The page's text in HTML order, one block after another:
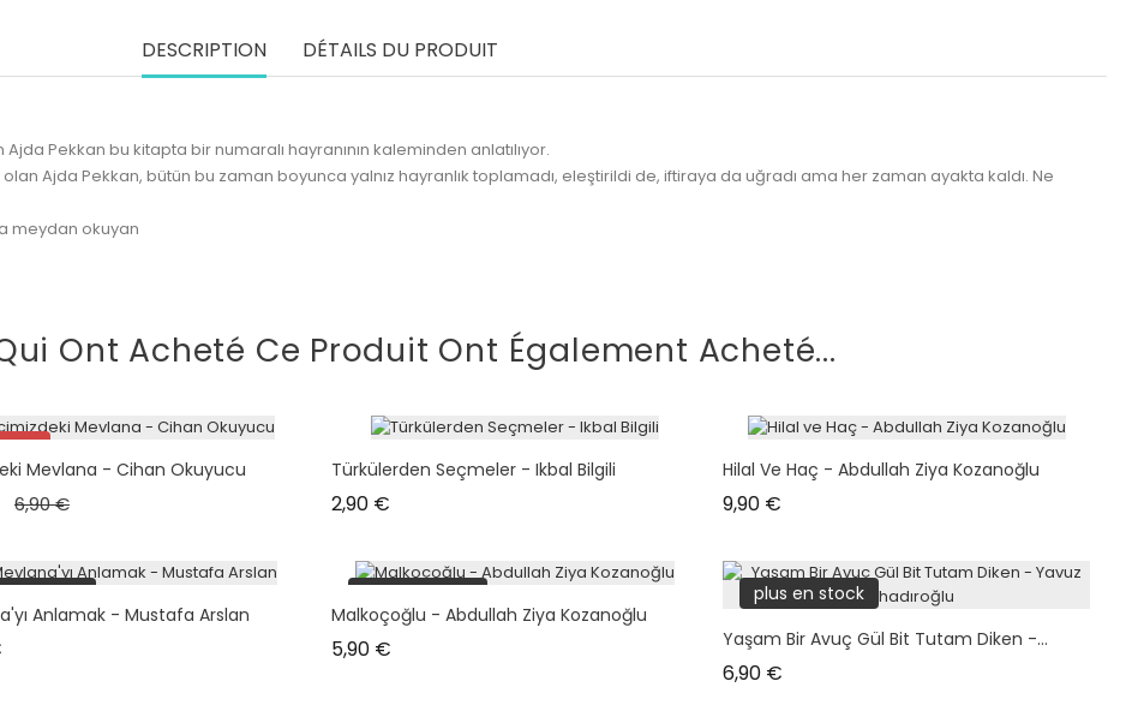
DESCRIPTION DÉTAILS DU PRODUIT
Pekkan bu kitapta bir numaralı hayranının kaleminden anlatılıyor.
olan Ajda Pekkan, bütün bu zaman boyunca yalnız hayranlık toplamadı, eleştirildi de, iftiraya da uğradı ama her zaman ayakta kaldı. Ne
meydan okuyan
Ont Acheté Ce Produit Ont Également Acheté...
!
Mevlana - Cihan Okuyucu
Prix de base
6,90 €Prix
Türkülerden Seçmeler - Ikbal Bilgili
2,90 €
Hilal Ve Haç - Abdullah Ziya Kozanoğlu
9,90 €
en stock
Anlamak - Mustafa Arslan
plus en stock
Malkoçoğlu - Abdullah Ziya Kozanoğlu
5,90 €
plus en stock
Yaşam Bir Avuç Gül Bit Tutam Diken -...
6,90 €